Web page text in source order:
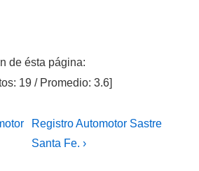
de ésta página:
19 / Promedio: 3.6]
La
entrada
Registro Automotor Sastre
Santa Fe. ›